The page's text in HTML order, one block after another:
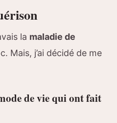
la maladie de
Mais, j’ai décidé de me
de vie qui ont fait